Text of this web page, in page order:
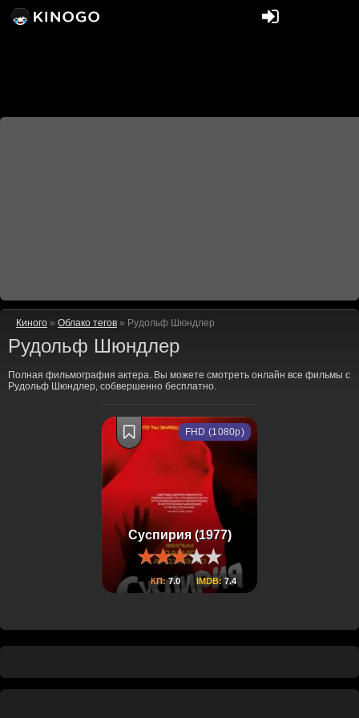
Киного » Облако тегов » Рудольф Шюндлер
Рудольф Шюндлер
Полная фильмография актера. Вы можете смотреть онлайн все фильмы с
Рудольф Шюндлер, собвершенно бесплатно.
Суспирия (1977)
КП:7.0 IMDB: 7.4
FHD (1080p)